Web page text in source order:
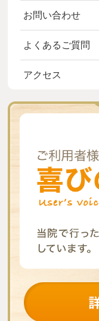
お問い合わせ
よくあるご質問
アクセス